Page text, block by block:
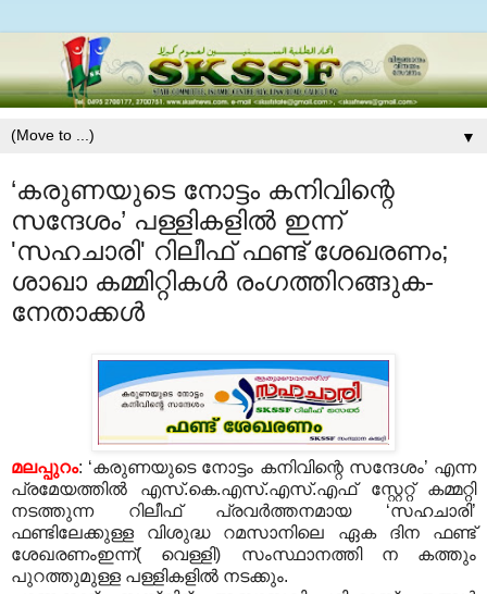
▼
‘കരുണയുടെ നോട്ടം കനിവിന്റെ
സന്ദേശം’ പള്ളികളില്‍ ഇന്ന്
'സഹചാരി' റിലീഫ്‌ ഫണ്ട്‌ ശേഖരണം;
ശാഖാ കമ്മിറ്റികൾ രംഗത്തിറങ്ങുക-
നേതാക്കൾ
മലപ്പുറം: ‘കരുണയുടെ നോട്ടം കനിവിന്റെ സന്ദേശം’ എന്ന
പ്രമേയത്തില്‍ എസ്‌.കെ.എസ്‌.എസ്‌.എഫ്‌ സ്റ്റേറ്റ്‌ കമ്മറ്റി
നടത്തുന്ന റിലീഫ്‌ പ്രവര്‍ത്തനമായ ‘സഹചാരി’
ഫണ്ടിലേക്കുള്ള വിശുദ്ധ റമസാനിലെ ഏക ദിന ഫണ്ട്‌
ശേഖരണംഇന്ന്( വെള്ളി) സംസ്ഥാനത്തി ന കത്തും
പുറത്തുമുള്ള പള്ളികളില്‍ നടക്കും.